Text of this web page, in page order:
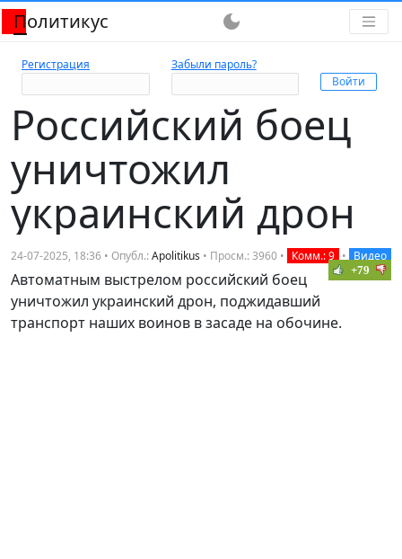
Политикус dark_mode
Регистрация Забыли пароль?
Российский боец
уничтожил
украинский дрон
24-07-2025, 18:36 • Опубл.:Apolitikus • Просм.: 3960 • Комм.: 9 • Видео
+79
Автоматным выстрелом российский боец
уничтожил украинский дрон, поджидавший
транспорт наших воинов в засаде на обочине.